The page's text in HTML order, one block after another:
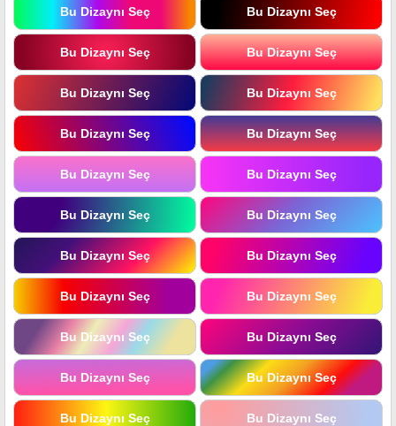
Bu Dizaynı Seç Bu Dizaynı Seç
Bu Dizaynı Seç Bu Dizaynı Seç
Bu Dizaynı Seç Bu Dizaynı Seç
Bu Dizaynı Seç Bu Dizaynı Seç
Bu Dizaynı Seç Bu Dizaynı Seç
Bu Dizaynı Seç Bu Dizaynı Seç
Bu Dizaynı Seç Bu Dizaynı Seç
Bu Dizaynı Seç Bu Dizaynı Seç
Bu Dizaynı Seç Bu Dizaynı Seç
Bu Dizaynı Seç Bu Dizaynı Seç
Bu Dizaynı Seç Bu Dizaynı Seç